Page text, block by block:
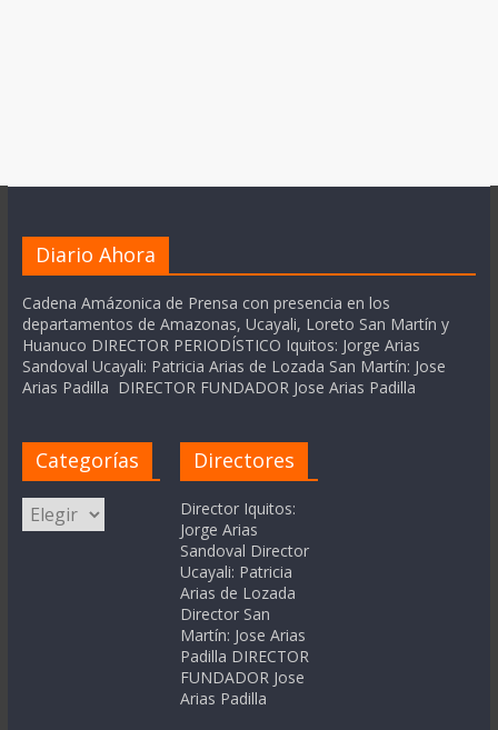
Diario Ahora
Cadena Amázonica de Prensa con presencia en los
departamentos de Amazonas, Ucayali, Loreto San Martín y
Huanuco DIRECTOR PERIODÍSTICO Iquitos: Jorge Arias
Sandoval Ucayali: Patricia Arias de Lozada San Martín: Jose
Arias Padilla DIRECTOR FUNDADOR Jose Arias Padilla
Categorías
Categorías
Directores
Director Iquitos:
Jorge Arias
Sandoval Director
Ucayali: Patricia
Arias de Lozada
Director San
Martín: Jose Arias
Padilla DIRECTOR
FUNDADOR Jose
Arias Padilla